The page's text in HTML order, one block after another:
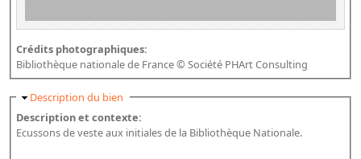
Crédits photographiques:
Bibliothèque nationale de France © Société PHArt Consulting
Masquer
Description du bien
Description et contexte:
Ecussons de veste aux initiales de la Bibliothèque Nationale.